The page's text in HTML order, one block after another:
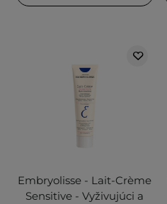
Embryolisse - Lait-Crème
Sensitive - Vyživujúci a